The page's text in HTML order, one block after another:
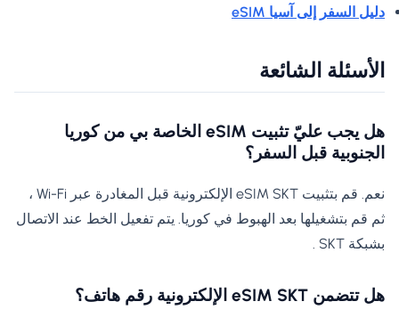
دليل السفر إلى آسيا eSIM
الأسئلة الشائعة
هل يجب عليّ تثبيت eSIM الخاصة بي من كوريا
الجنوبية قبل السفر؟
نعم. قم بتثبيت eSIM SKT الإلكترونية قبل المغادرة عبر Wi-Fi ،
ثم قم بتشغيلها بعد الهبوط في كوريا. يتم تفعيل الخط عند الاتصال
بشبكة SKT .
هل تتضمن eSIM SKT الإلكترونية رقم هاتف؟